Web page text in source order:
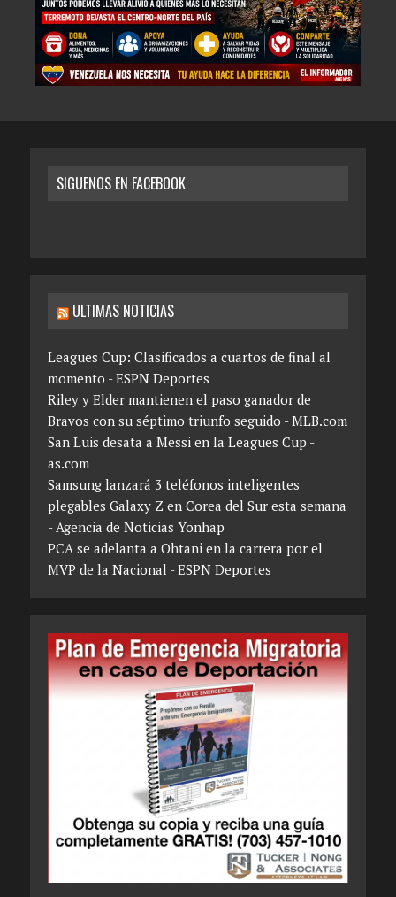
SIGUENOS EN FACEBOOK
ULTIMAS NOTICIAS
Leagues Cup: Clasificados a cuartos de final al
momento - ESPN Deportes
Riley y Elder mantienen el paso ganador de
Bravos con su séptimo triunfo seguido - MLB.com
San Luis desata a Messi en la Leagues Cup -
as.com
Samsung lanzará 3 teléfonos inteligentes
plegables Galaxy Z en Corea del Sur esta semana
- Agencia de Noticias Yonhap
PCA se adelanta a Ohtani en la carrera por el
MVP de la Nacional - ESPN Deportes